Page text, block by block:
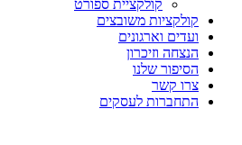
קולקציית ספורט
קולקציות משובצים
ועדים וארגונים
הנצחה וזיכרון
הסיפור שלנו
צרו קשר
התחברות לעסקים